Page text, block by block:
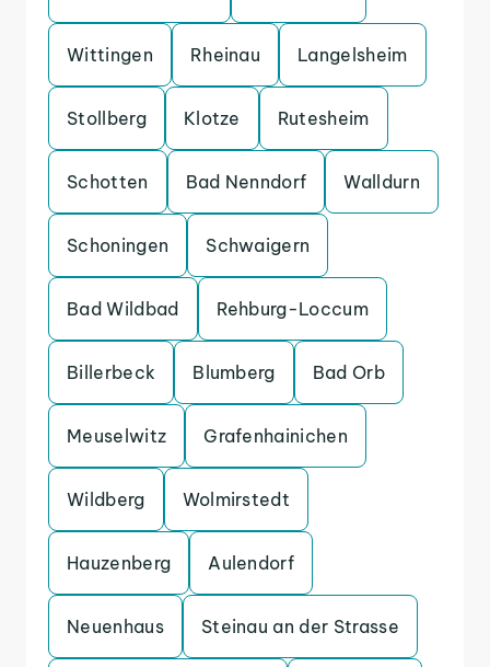
Wittingen Rheinau Langelsheim
Stollberg Klotze Rutesheim
Schotten Bad Nenndorf Walldurn
Schoningen Schwaigern
Bad Wildbad Rehburg-Loccum
Billerbeck Blumberg Bad Orb
Meuselwitz Grafenhainichen
Wildberg Wolmirstedt
Hauzenberg Aulendorf
Neuenhaus Steinau an der Strasse